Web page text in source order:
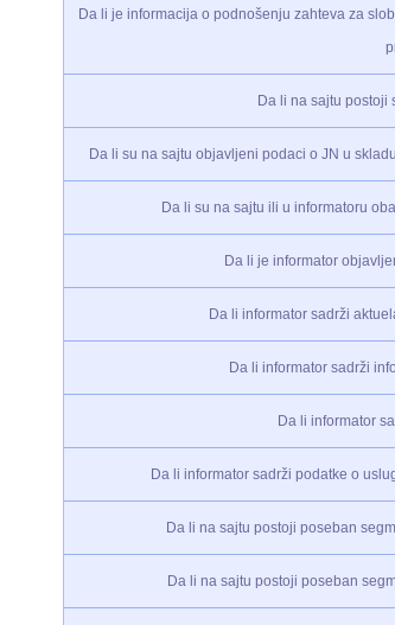
Da li je informacija o podnošenju zahteva za
Da li na sajtu postoji
Da li su na sajtu objavljeni podaci o JN u
Da li su na sajtu ili u informatoru
Da li je informator
Da li informator sadrži
Da li informator sadrži
Da li informator
Da li informator sadrži podatke o
Da li na sajtu postoji poseban
Da li na sajtu postoji poseban